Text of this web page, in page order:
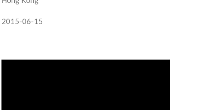
2015-06-15